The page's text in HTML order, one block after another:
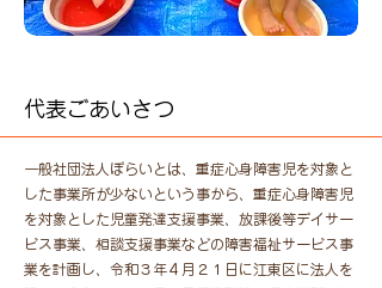
代表ごあいさつ
一般社団法人ぽらいとは、重症心身障害児を対象と
した事業所が少ないという事から、重症心身障害児
を対象とした児童発達支援事業、放課後等デイサー
ビス事業、相談支援事業などの障害福祉サービス事
業を計画し、令和３年４月２１日に江東区に法人を